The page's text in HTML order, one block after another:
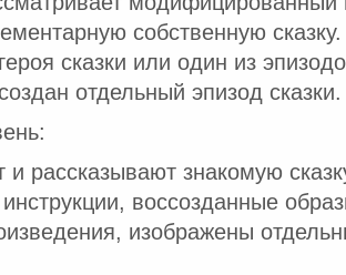
собственную
сказки или один из
отдельный эпизод сказки.
и рассказывают знакомую
воссозданные
изображены